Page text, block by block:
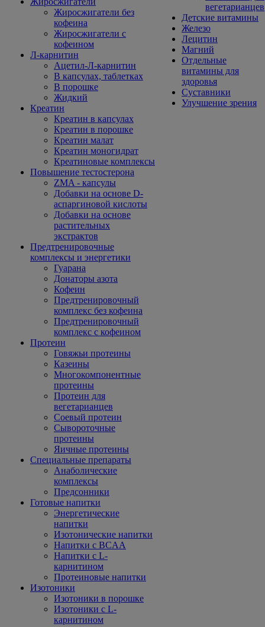
Жиросжигатели без
кофеина
Жиросжигатели с
кофеином
Л-карнитин
Ацетил-Л-карнитин
В капсулах, таблетках
В порошке
Жидкий
Креатин
Креатин в капсулах
Креатин в порошке
Креатин малат
Креатин моногидрат
Креатиновые комплексы
Повышение тестостерона
ZMA - капсулы
Добавки на основе D-
аспаргиновой кислоты
Добавки на основе
растительных
экстрактов
Предтренировочные
комплексы и энергетики
Гуарана
Донаторы азота
Кофеин
Предтренировочный
комплекс без кофеина
Предтренировочный
комплекс с кофеином
Протеин
Говяжьи протеины
Казеины
Многокомпонентные
протеины
Протеин для
вегетарианцев
Соевый протеин
Сывороточные
протеины
Яичные протеины
Специальные препараты
Анаболические
комплексы
Предсонники
Готовые напитки
Энергетические
напитки
Изотонические напитки
Напитки с BCAA
Напитки с L-
карнитином
Протеиновые напитки
Изотоники
Изотоники в порошке
Изотоники с L-
карнитином
вегетарианцев
Детские витамины
Железо
Лецитин
Магний
Отдельные
витамины для
здоровья
Суставники
Улучшение зрения